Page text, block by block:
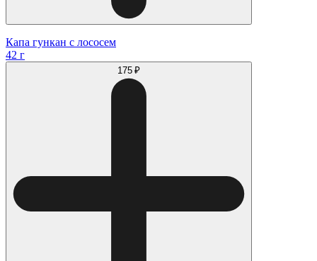
Капа гункан с лососем
42 г
175 ₽